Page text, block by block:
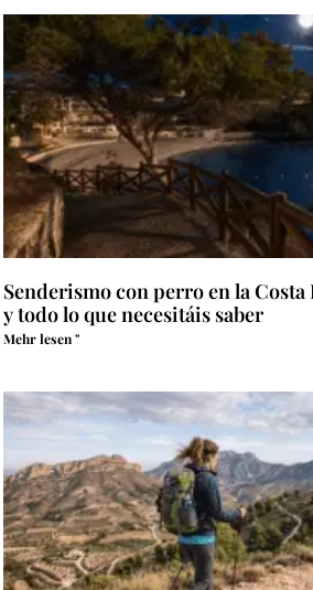
Senderismo con perro en la Costa
y todo lo que necesitáis saber
Mehr lesen "